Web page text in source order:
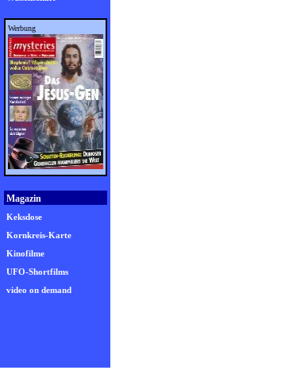
Werbung
Magazin
Keksdose
Kornkreis-Karte
Kinofilme
UFO-Shortfilms
video on demand